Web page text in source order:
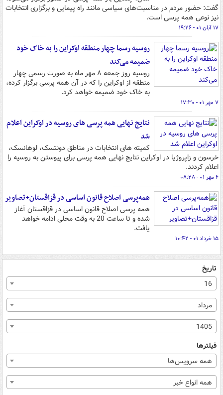
گفت: حضور مردم در مناسبت‌های سیاسی مانند راه پیمایی و برگزاری انتخابات
نیز نوعی همه پرسی است.
۱۷ آبان ۰۱ - ۱۹:۲۶
روسیه رسما چهار منطقه اوکراین را به خاک خود
ضمیمه می‌کند
روسیه روز جمعه ۸ مهر ماه به صورت رسمی چهار
منطقه از اوکراین را که در آن همه پرسی برگزار کرده،
به خاک خود ضمیمه خواهد کرد.
۷ مهر ۰۱ - ۱۷:۳۰
نتایج نهایی همه پرسی های روسیه در اوکراین اعلام
شد
کمیته های انتخابات در مناطق دونتسک، لوهانسک،
خرسون و زاپروژیا در اوکراین نتایج نهایی همه پرسی برای پیوستن به روسیه را
اعلام کردند.
۶ مهر ۰۱ - ۰۸:۲۸
همه‌پرسی اصلاح قانون اساسی در قزاقستان+تصاویر
همه پرسی اصلاح قانون اساسی در قزاقستان آغاز
شده و تا ساعت 20 به وقت محلی ادامه خواهد
یافت.
۱۵ خرداد ۰۱ - ۱۰:۴۲
تاریخ
16
مرداد
1405
فیلترها
همه سرویس‌ها
همه انواع خبر